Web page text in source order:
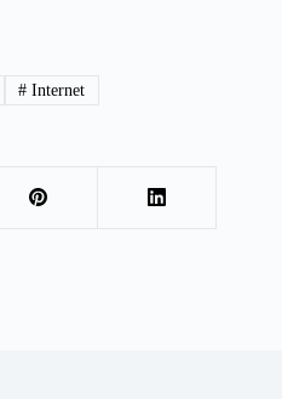
# Internet